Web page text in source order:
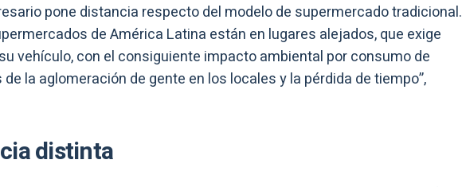
pone distancia respecto del modelo de supermercado tradicional.
de América Latina están en lugares alejados, que exige
vehículo, con el consiguiente impacto ambiental por consumo de
la aglomeración de gente en los locales y la pérdida de tiempo”,
distinta